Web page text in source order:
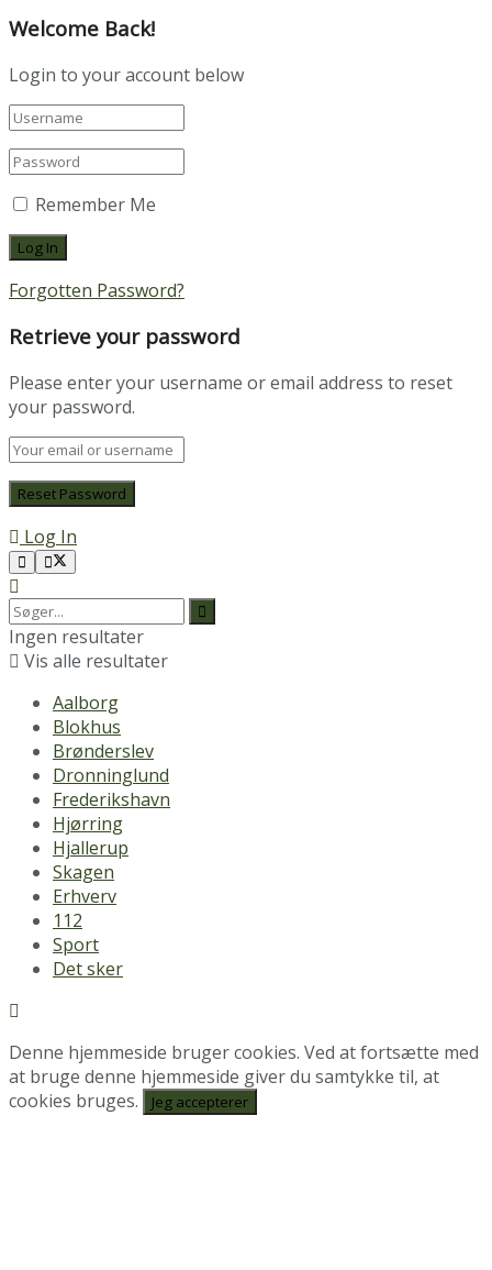
Welcome Back!
Login to your account below
Remember Me
Forgotten Password?
Retrieve your password
Please enter your username or email address to reset
your password.
Log In
Ingen resultater
Vis alle resultater
Aalborg
Blokhus
Brønderslev
Dronninglund
Frederikshavn
Hjørring
Hjallerup
Skagen
Erhverv
112
Sport
Det sker
Denne hjemmeside bruger cookies. Ved at fortsætte med
at bruge denne hjemmeside giver du samtykke til, at
cookies bruges.
Jeg accepterer